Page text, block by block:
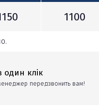
1100
клік
передзвонить вам!